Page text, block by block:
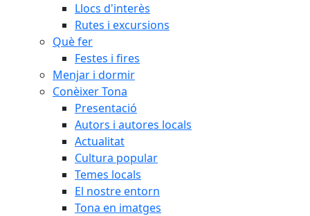
Llocs d'interès
Rutes i excursions
Què fer
Festes i fires
Menjar i dormir
Conèixer Tona
Presentació
Autors i autores locals
Actualitat
Cultura popular
Temes locals
El nostre entorn
Tona en imatges